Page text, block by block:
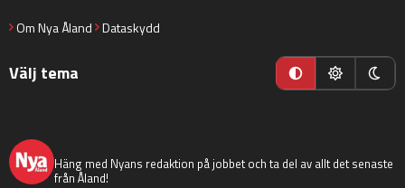
Om Nya Åland Dataskydd
Välj tema
Häng med Nyans redaktion på jobbet och ta del av allt det senaste
från Åland!